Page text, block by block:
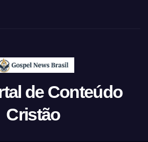
de Conteúdo
Cristão